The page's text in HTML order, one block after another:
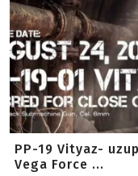
PP-19 Vityaz-
Vega Force ...